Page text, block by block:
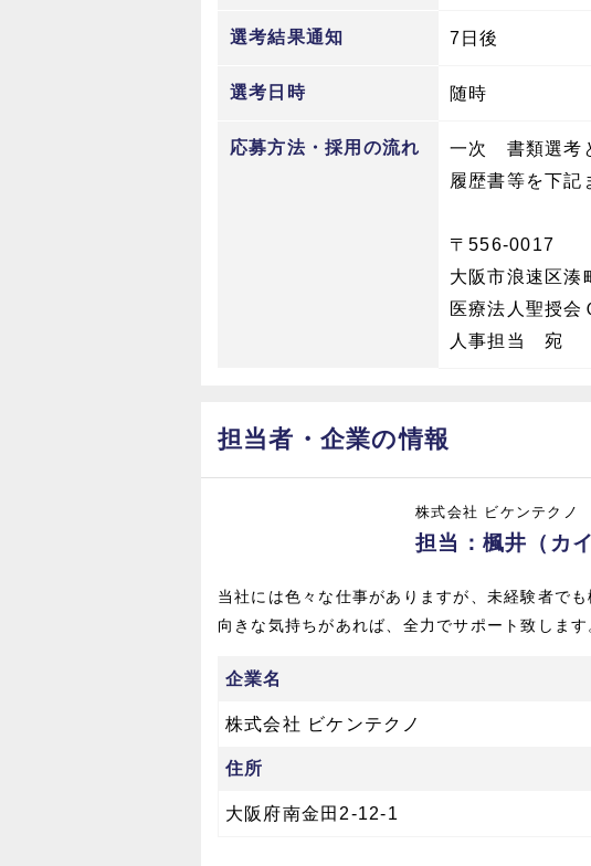
選考結果通知 7日後
選考日時 随時
応募方法・採用の流れ
一次 書類選考
履歴書等を下記
〒556-0017
大阪市浪速区
医療法人聖授会
人事担当 宛
担当者・企業の情報
株式会社 ビケンテクノ
担当：楓井（カイ
当社には色々な仕事がありますが、未経験者で
向きな気持ちがあれば、全力でサポート致しま
企業名
株式会社 ビケンテクノ
住所
大阪府南金田2-12-1